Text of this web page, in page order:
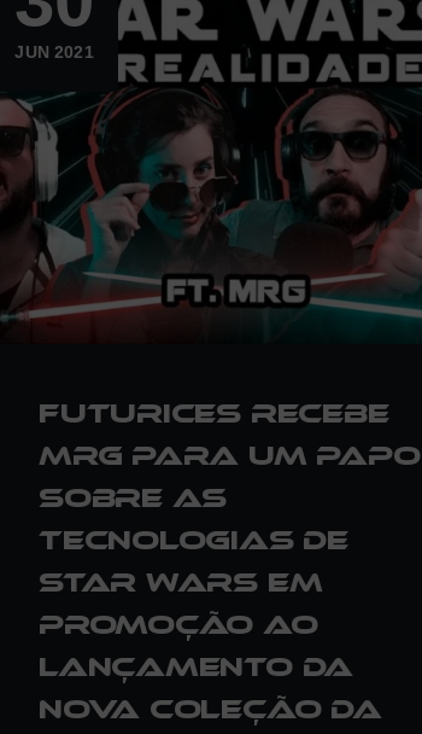
JUN 2021
Futurices recebe
MRG para um papo
sobre as
tecnologias de
Star Wars em
promoção ao
lançamento da
nova coleção da